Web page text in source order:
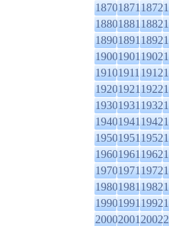
187018711872
188018811882
189018911892
190019011902
191019111912
192019211922
193019311932
194019411942
195019511952
196019611962
197019711972
198019811982
199019911992
200020012002